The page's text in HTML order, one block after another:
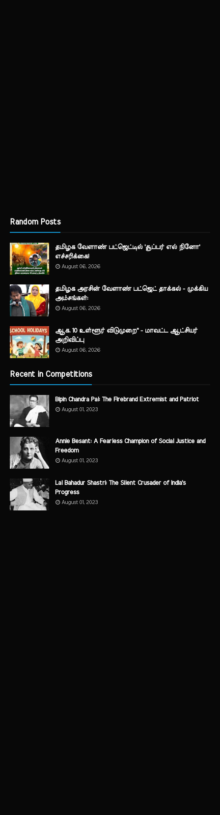
Random Posts
தமிழக வேளாண் பட்ஜெட்டில் 'சூப்பர் எல் நினோ'
எச்சரிக்கை!
August 06, 2026
தமிழக அரசின் வேளாண் பட்ஜெட் தாக்கல் - முக்கிய
அம்சங்கள்:
August 06, 2026
ஆக. 10 உள்ளூர் விடுமுறை" - மாவட்ட ஆட்சியர்
அறிவிப்பு
August 06, 2026
Recent in Competitions
Bipin Chandra Pal: The Firebrand Extremist and Patriot
August 01, 2023
Annie Besant: A Fearless Champion of Social Justice and
Freedom
August 01, 2023
Lal Bahadur Shastri: The Silent Crusader of India's
Progress
August 01, 2023